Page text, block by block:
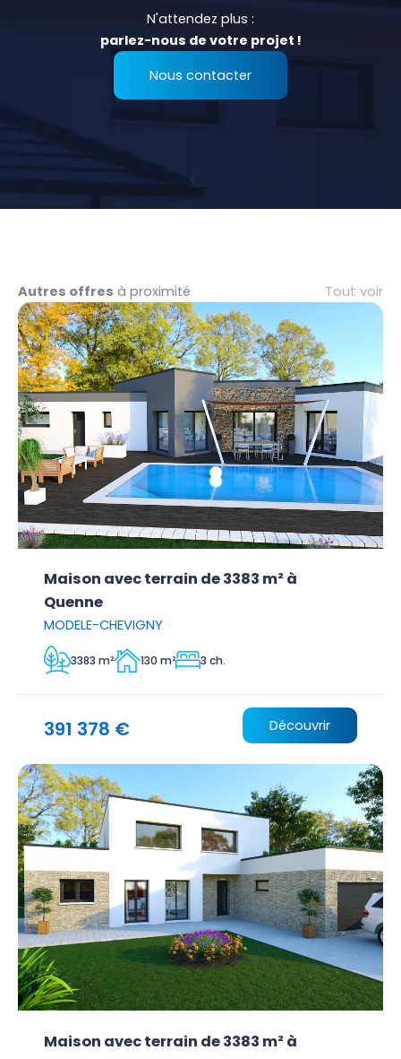
N'attendez plus :
parlez-nous de votre projet !
Nous contacter
Autres offres à proximité Tout voir
Maison avec terrain de 3383 m² à
Quenne
MODELE-CHEVIGNY
3383 m² 130 m² 3 ch.
391 378 € Découvrir
Maison avec terrain de 3383 m² à